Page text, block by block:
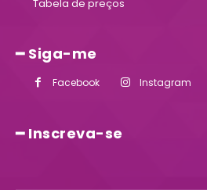
Tabela de preços
━ Siga-me
Facebook Instagram
━ Inscreva-se